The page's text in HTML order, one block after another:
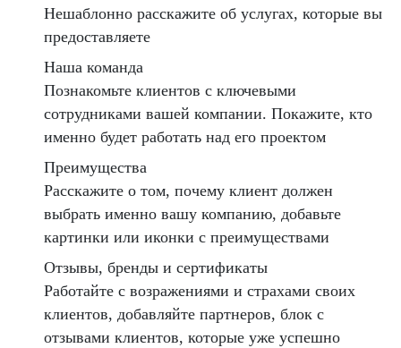
Нешаблонно расскажите об услугах, которые вы
предоставляете
Наша команда
Познакомьте клиентов с ключевыми
сотрудниками вашей компании. Покажите, кто
именно будет работать над его проектом
Преимущества
Расскажите о том, почему клиент должен
выбрать именно вашу компанию, добавьте
картинки или иконки с преимуществами
Отзывы, бренды и сертификаты
Работайте с возражениями и страхами своих
клиентов, добавляйте партнеров, блок с
отзывами клиентов, которые уже успешно